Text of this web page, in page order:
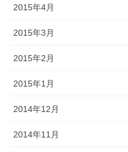
2015年4月
2015年3月
2015年2月
2015年1月
2014年12月
2014年11月